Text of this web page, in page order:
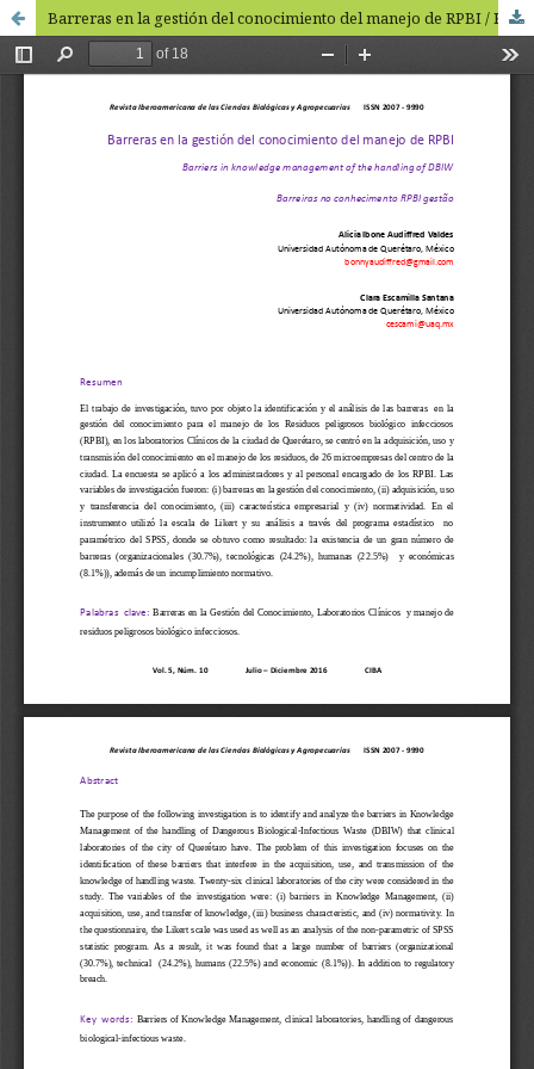
Barreras en la gestión del conocimiento del manejo de RPBI / Knowledge management barriers in HBIW management